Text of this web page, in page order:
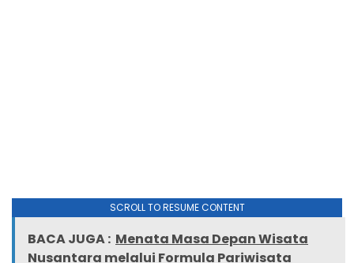
SCROLL TO RESUME CONTENT
BACA JUGA : Menata Masa Depan Wisata
Nusantara melalui Formula Pariwisata